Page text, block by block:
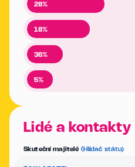
28%
18%
36%
5%
Lidé a kontakty
Skuteční majitelé (Hlídač státu)